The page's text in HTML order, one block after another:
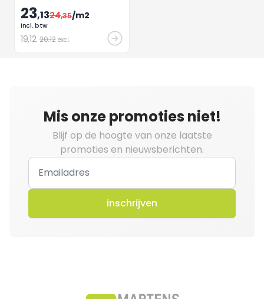
doeleinden in droge
ruimtes. Oppervlak met
antimicrobiële effect binnen
24 uur voor
interieurafwerking.
23,1324,35/m2
incl. btw
19,12 20.12 excl.
Mis onze promoties niet!
Blijf op de hoogte van onze laatste
promoties en nieuwsberichten.
inschrijven